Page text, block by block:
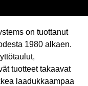
on tuottanut
1980 alkaen.
tuotteet takaavat
laadukkaampaa